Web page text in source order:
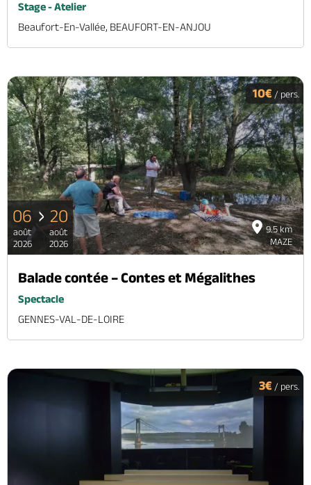
Stage - Atelier
Beaufort-En-Vallée, BEAUFORT-EN-ANJOU
9.5 km
MAZE
10€ / pers.
06
août
2026
20
août
2026
Balade contée – Contes et Mégalithes
Spectacle
GENNES-VAL-DE-LOIRE
3€ / pers.